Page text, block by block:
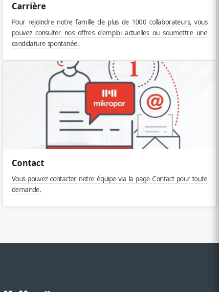
Carrière
Pour rejoindre notre famille de plus de 1000 collaborateurs, vous
pouvez consulter nos offres d'emploi actuelles ou soumettre une
candidature spontanée.
Contact
Vous pouvez contacter notre équipe via la page Contact pour toute
demande.